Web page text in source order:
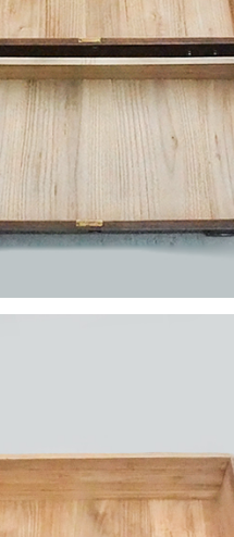
人気の検索キーワード
b2770 水屋箪笥 2471
箪笥 2873